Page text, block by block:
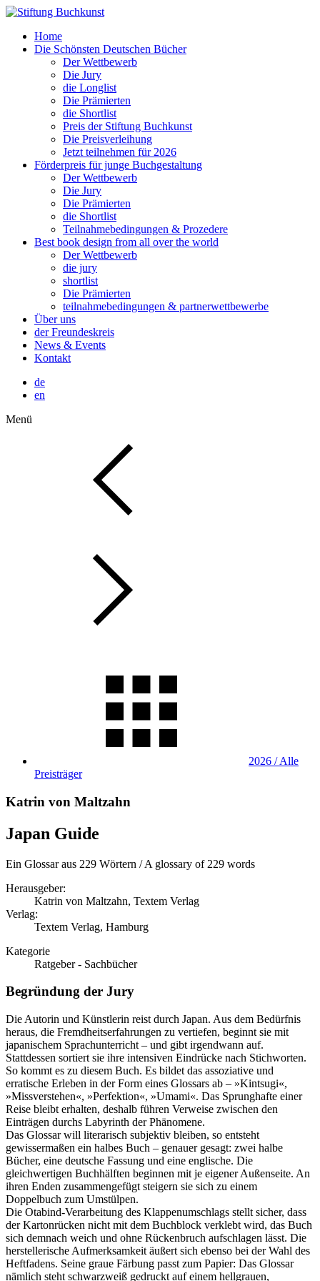
Home
Die Schönsten Deutschen Bücher
Der Wettbewerb
Die Jury
die Longlist
Die Prämierten
die Shortlist
Preis der Stiftung Buchkunst
Die Preisverleihung
Jetzt teilnehmen für 2026
Förderpreis für junge Buchgestaltung
Der Wettbewerb
Die Jury
Die Prämierten
die Shortlist
Teilnahmebedingungen & Prozedere
Best book design from all over the world
Der Wettbewerb
die jury
shortlist
Die Prämierten
teilnahmebedingungen & partnerwettbewerbe
Über uns
der Freundeskreis
News & Events
Kontakt
de
en
Menü
2026 / Alle
Preisträger
Katrin von Maltzahn
Japan Guide
Ein Glossar aus 229 Wörtern / A glossary of 229 words
Herausgeber:
Katrin von Maltzahn, Textem Verlag
Verlag:
Textem Verlag, Hamburg
Kategorie
Ratgeber - Sachbücher
Begründung der Jury
Die Autorin und Künstlerin reist durch Japan. Aus dem Bedürfnis
heraus, die Fremdheitserfahrungen zu vertiefen, beginnt sie mit
japanischem Sprachunterricht – und gibt irgendwann auf.
Stattdessen sortiert sie ihre intensiven Eindrücke nach Stichworten.
So kommt es zu diesem Buch. Es bildet das assoziative und
erratische Erleben in der Form eines Glossars ab – »Kintsugi«,
»Missverstehen«, »Perfektion«, »Umami«. Das Sprunghafte einer
Reise bleibt erhalten, deshalb führen Verweise zwischen den
Einträgen durchs Labyrinth der Phänomene.
Das Glossar will literarisch subjektiv bleiben, so entsteht
gewissermaßen ein halbes Buch – genauer gesagt: zwei halbe
Bücher, eine deutsche Fassung und eine englische. Die
gleichwertigen Buchhälften beginnen mit je eigener Außenseite. An
ihren Enden zusammengefügt steigern sie sich zu einem
Doppelbuch zum Umstülpen.
Die Otabind-Verarbeitung des Klappenumschlags stellt sicher, dass
der Kartonrücken nicht mit dem Buchblock verklebt wird, das Buch
sich demnach weich und ohne Rückenbruch aufschlagen lässt. Die
herstellerische Aufmerksamkeit äußert sich ebenso bei der Wahl des
Heftfadens. Seine graue Färbung passt zum Papier: Das Glossar
nämlich steht schwarzweiß gedruckt auf einem hellgrauen,